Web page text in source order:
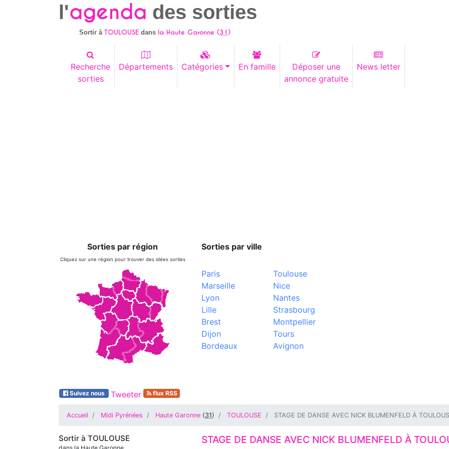
l'agenda des sorties
Sortir àTOULOUSE dans la Haute Garonne (31)
Recherche
sorties
Départements Catégories En famille
Déposer une
annonce gratuite
News letter
Sorties par région
Cliquez sur une région pour trouver des idées sorties
Sorties par ville
Paris
Marseille
Lyon
Lille
Brest
Dijon
Bordeaux
Toulouse
Nice
Nantes
Strasbourg
Montpellier
Tours
Avignon
Suivez nous Tweeter flux RSS
Accueil Midi Pyrénées Haute Garonne (31) TOULOUSE STAGE DE DANSE AVEC NICK BLUMENFELD À
Sortir à TOULOUSE STAGE DE DANSE AVEC NICK BLUMENFELD À